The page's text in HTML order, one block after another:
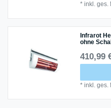
*inkl. ges.
Infrarot
ohne
410,99
*inkl. ges.